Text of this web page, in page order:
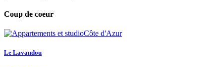
Coup de coeur
Le Lavandou